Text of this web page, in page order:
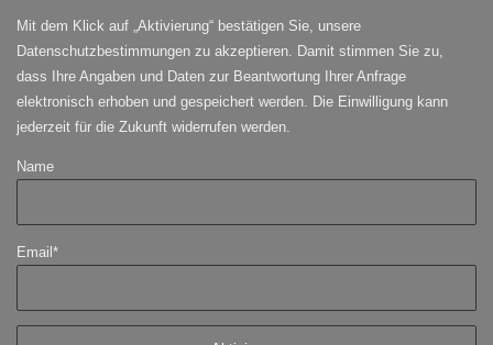
Mit dem Klick auf „Aktivierung“ bestätigen Sie, unsere
Datenschutzbestimmungen zu akzeptieren. Damit stimmen Sie zu,
dass Ihre Angaben und Daten zur Beantwortung Ihrer Anfrage
elektronisch erhoben und gespeichert werden. Die Einwilligung kann
jederzeit für die Zukunft widerrufen werden.
Name
Email*